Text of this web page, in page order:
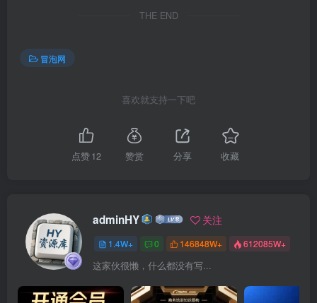
THE END
冒泡网
喜欢就支持一下吧
点赞12 赞赏 分享 收藏
adminHY 关注
1.4W+ 0 146848W+ 612085W+
这家伙很懒，什么都没有写...